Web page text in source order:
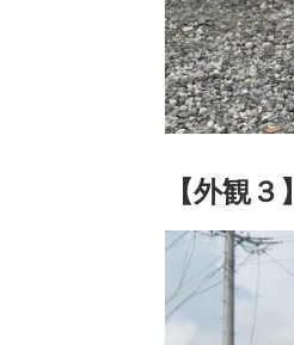
【外観３】